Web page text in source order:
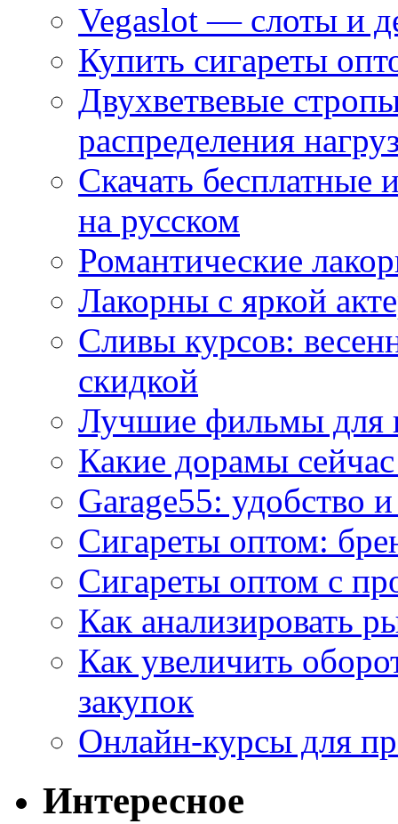
Vegaslot — слоты и
Купить сигареты
Двухветвевые
распределения
Скачать
на русском
Романтические
Лакорны с яркой
Сливы курсов:
скидкой
Лучшие фильмы для
Какие дорамы
Garage55: удобство
Сигареты оптом:
Сигареты оптом с
Как анализировать
Как увеличить
закупок
Онлайн-курсы для
Интересное